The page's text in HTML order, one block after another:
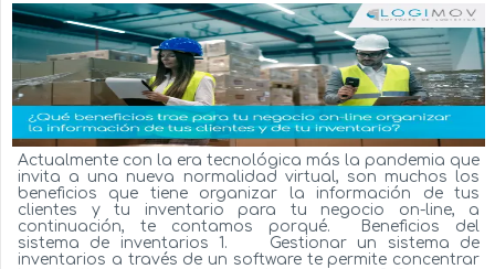
Actualmente con la era tecnológica más la pandemia que
invita a una nueva normalidad virtual, son muchos los
beneficios que tiene organizar la información de tus
clientes y tu inventario para tu negocio on-line, a
continuación, te contamos porqué. Beneficios del
sistema de inventarios 1. Gestionar un sistema de
inventarios a través de un software te permite concentrar